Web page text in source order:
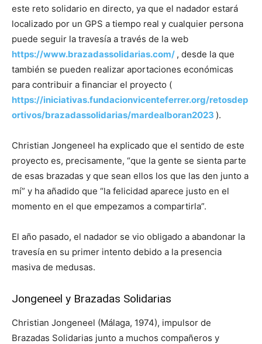
este reto solidario en directo, ya que el nadador estará
localizado por un GPS a tiempo real y cualquier persona
puede seguir la travesía a través de la web
https://www.brazadassolidarias.com/ , desde la que
también se pueden realizar aportaciones económicas
para contribuir a financiar el proyecto (
https://iniciativas.fundacionvicenteferrer.org/retosdep
ortivos/brazadassolidarias/mardealboran2023 ).
Christian Jongeneel ha explicado que el sentido de este
proyecto es, precisamente, “que la gente se sienta parte
de esas brazadas y que sean ellos los que las den junto a
mí” y ha añadido que “la felicidad aparece justo en el
momento en el que empezamos a compartirla”.
El año pasado, el nadador se vio obligado a abandonar la
travesía en su primer intento debido a la presencia
masiva de medusas.
Jongeneel y Brazadas Solidarias
Christian Jongeneel (Málaga, 1974), impulsor de
Brazadas Solidarias junto a muchos compañeros y